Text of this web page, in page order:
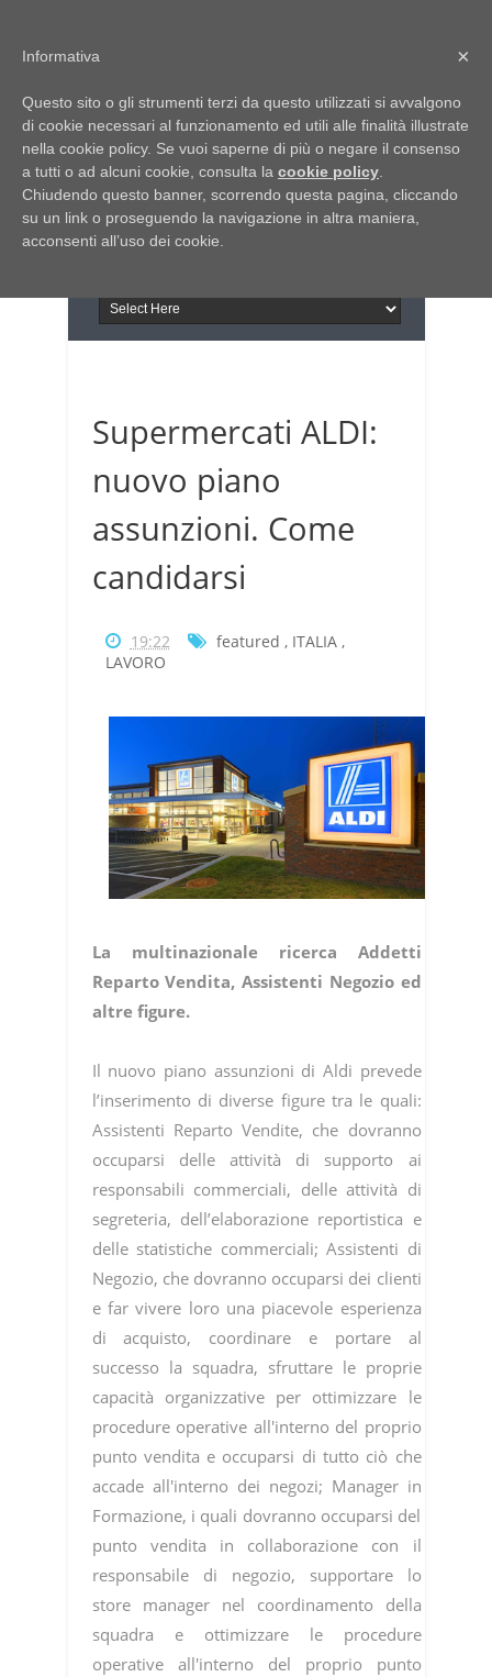
Italia Notizie
Giornale di Basilicata
Giornale di Puglia
INFORMAPUGLIA
Il portale n.1 del lavoro
in Puglia
Supermercati ALDI:
nuovo piano
assunzioni. Come
candidarsi
19:22 featured , ITALIA,
LAVORO
La multinazionale ricerca Addetti
Reparto Vendita, Assistenti Negozio ed
altre figure.
Il nuovo piano assunzioni di Aldi prevede
l’inserimento di diverse figure tra le quali:
Assistenti Reparto Vendite, che dovranno
occuparsi delle attività di supporto ai
responsabili commerciali, delle attività di
segreteria, dell’elaborazione reportistica e
delle statistiche commerciali; Assistenti di
Negozio, che dovranno occuparsi dei clienti
e far vivere loro una piacevole esperienza
di acquisto, coordinare e portare al
successo la squadra, sfruttare le proprie
capacità organizzative per ottimizzare le
procedure operative all'interno del proprio
punto vendita e occuparsi di tutto ciò che
accade all'interno dei negozi; Manager in
Formazione, i quali dovranno occuparsi del
punto vendita in collaborazione con il
responsabile di negozio, supportare lo
store manager nel coordinamento della
squadra e ottimizzare le procedure
operative all'interno del proprio punto
×
Informativa
Questo sito o gli strumenti terzi da questo utilizzati si avvalgono
di cookie necessari al funzionamento ed utili alle finalità illustrate
nella cookie policy. Se vuoi saperne di più o negare il consenso
a tutti o ad alcuni cookie, consulta la cookie policy
Chiudendo questo banner, scorrendo questa pagina, cliccando
su un link o proseguendo la navigazione in altra maniera,
acconsenti all’uso dei cookie.